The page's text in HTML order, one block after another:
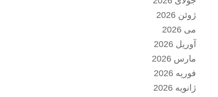
ژوئن 2026
می 2026
آوریل 2026
مارس 2026
فوریه 2026
ژانویه 2026